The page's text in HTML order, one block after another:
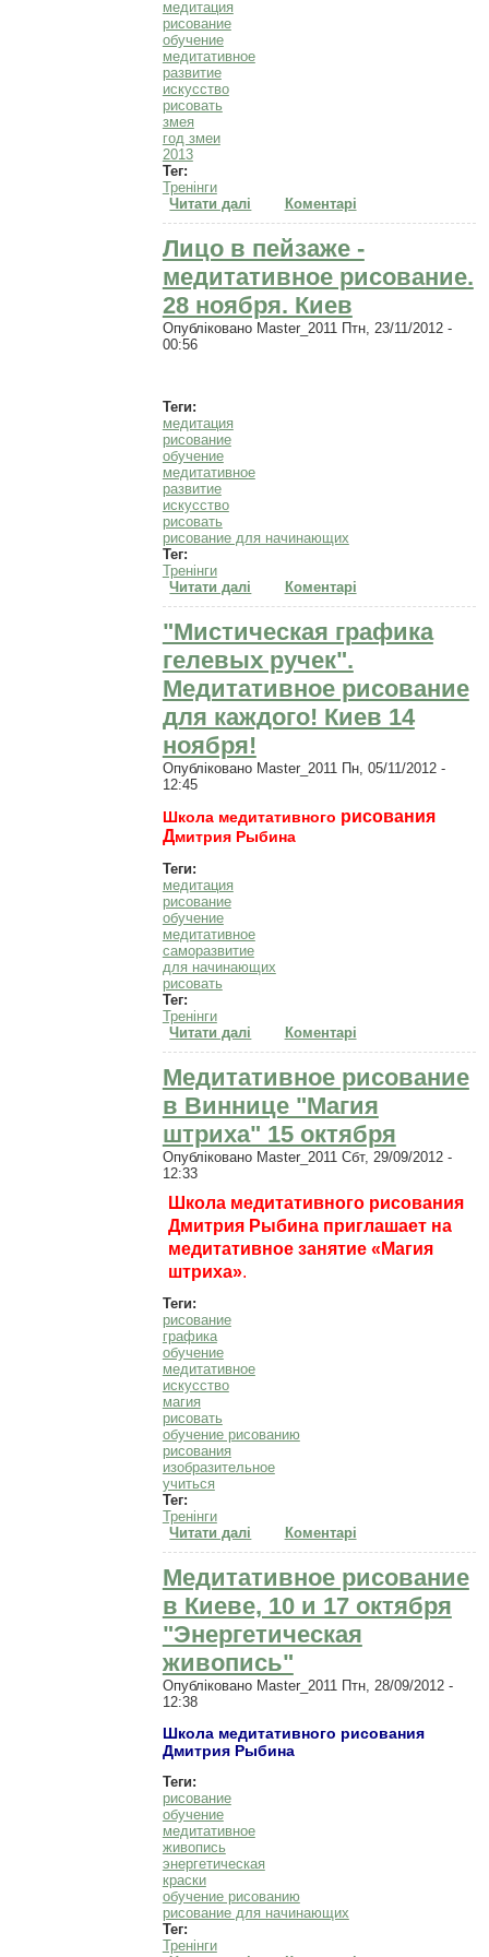
медитация
рисование
обучение
медитативное
развитие
искусство
рисовать
змея
год змеи
2013
Тег:
Тренінги
Читати далі про "2013 Год Змеи".
Медитативное рисование
Коментарі
Лицо в пейзаже -
медитативное рисование.
28 ноября. Киев
Опубліковано Master_2011Птн, 23/11/2012 -
00:56
Теги:
медитация
рисование
обучение
медитативное
развитие
искусство
рисовать
рисование для начинающих
Тег:
Тренінги
Читати далі про Лицо в пейзаже -
медитативное рисование. 28
Коментарі
"Мистическая графика
гелевых ручек".
Медитативное рисование
для каждого! Киев 14
ноября!
Опубліковано Master_2011 Пн, 05/11/2012 -
12:45
Школа медитативного рисования
Дмитрия Рыбина
Теги:
медитация
рисование
обучение
медитативное
саморазвитие
для начинающих
рисовать
Тег:
Тренінги
Читати далі про "Мистическая графика
гелевых ручек". Медитативное
ноября!
Коментарі
Медитативное рисование
в Виннице "Магия
штриха" 15 октября
Опубліковано Master_2011 Сбт, 29/09/2012 -
12:33
Школа медитативного рисования
Дмитрия Рыбина приглашает на
медитативное занятие «Магия
штриха».
Теги:
рисование
графика
обучение
медитативное
искусство
магия
рисовать
обучение рисованию
рисования
изобразительное
учиться
Тег:
Тренінги
Читати далі про Медитативное рисование в
Виннице "Магия штриха" 15
Коментарі
Медитативное рисование
в Киеве, 10 и 17 октября
"Энергетическая
живопись"
Опубліковано Master_2011 Птн, 28/09/2012 -
12:38
Школа медитативного рисования
Дмитрия Рыбина
Теги:
рисование
обучение
медитативное
живопись
энергетическая
краски
обучение рисованию
рисование для начинающих
Тег:
Тренінги